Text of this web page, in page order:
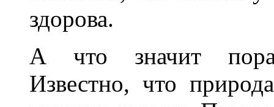
здорова.
А что значит
Известно, что